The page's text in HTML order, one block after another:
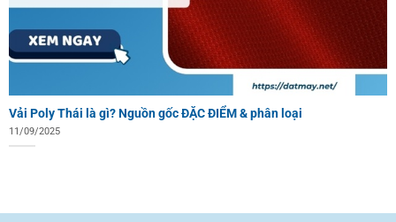
Vải Poly Thái là gì? Nguồn gốc ĐẶC ĐIỂM & phân loại
11/09/2025